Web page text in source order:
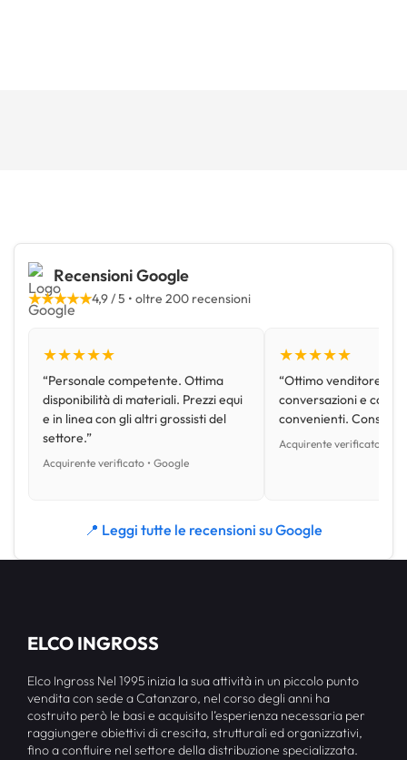
Recensioni Google
★★★★★4,9 / 5 • oltre 200 recensioni
★★★★★
“Personale competente. Ottima
disponibilità di materiali. Prezzi equi
e in linea con gli altri grossisti del
settore.”
Acquirente verificato • Google
★★★★★
“Ottimo venditore,
conversazioni e con
convenienti.
Acquirente verificato •
📍 Leggi tutte le recensioni su Google
ELCO INGROSS
Elco Ingross Nel 1995 inizia la sua attività in un piccolo punto
vendita con sede a Catanzaro, nel corso degli anni ha
costruito però le basi e acquisito l’esperienza necessaria per
raggiungere obiettivi di crescita, strutturali ed organizzativi,
fino a confluire nel settore della distribuzione specializzata.